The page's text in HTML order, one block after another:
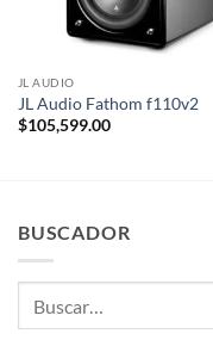
JL AUDIO
JL Audio Fathom f110v2
$105,599.00
BUSCADOR